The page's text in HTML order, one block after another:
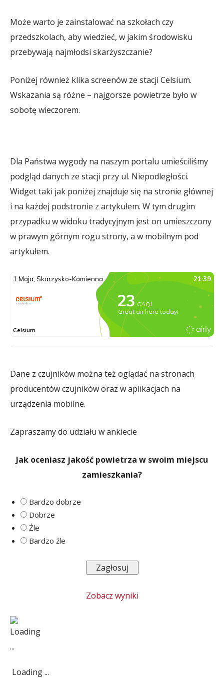
Może warto je zainstalować na szkołach czy
przedszkolach, aby wiedzieć, w jakim środowisku
przebywają najmłodsi skarżyszczanie?
Poniżej również klika screenów ze stacji Celsium.
Wskazania są różne – najgorsze powietrze było w
sobotę wieczorem.
Dla Państwa wygody na naszym portalu umieściliśmy
podgląd danych ze stacji przy ul. Niepodległości.
Widget taki jak poniżej znajduje się na stronie głównej
i na każdej podstronie z artykułem. W tym drugim
przypadku w widoku tradycyjnym jest on umieszczony
w prawym górnym rogu strony, a w mobilnym pod
artykułem.
Dane z czujników można też oglądać na stronach
producentów czujników oraz w aplikacjach na
urządzenia mobilne.
Zapraszamy do udziału w ankiecie
Jak oceniasz jakość powietrza w swoim miejscu
zamieszkania?
Bardzo dobrze
Dobrze
Źle
Bardzo źle
Zobacz wyniki
Loading ...